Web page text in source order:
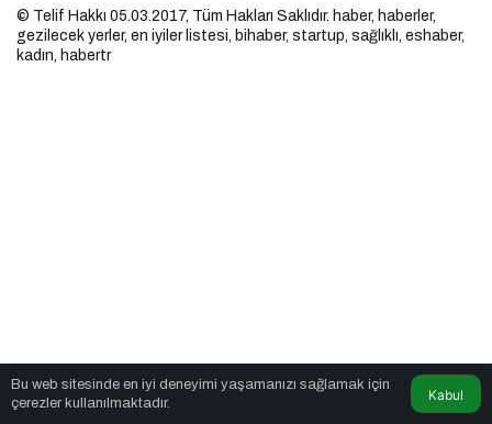
Bu web sitesinde en iyi deneyimi yaşamanızı sağlamak için
çerezler kullanılmaktadır.
Kabul
© Telif Hakkı 05.03.2017, Tüm Hakları Saklıdır. haber, haberler,
gezilecek yerler, en iyiler listesi, bihaber, startup, sağlıklı, eshaber,
kadın, habertr